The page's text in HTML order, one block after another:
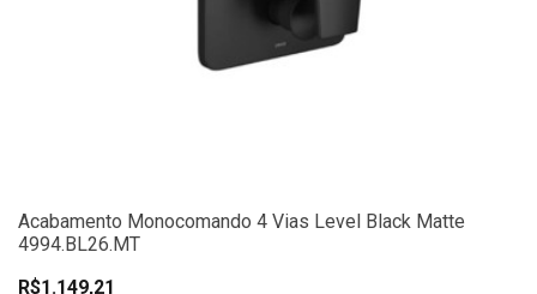
Acabamento Monocomando 4 Vias Level Black Matte
4994.BL26.MT
R$1.149,21